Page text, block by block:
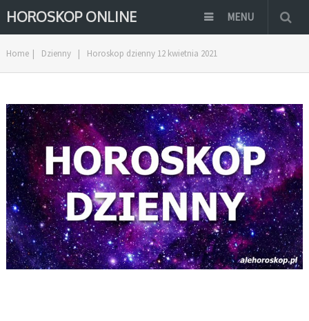
HOROSKOP ONLINE MENU
Home | Dzienny | Horoskop dzienny 12 kwietnia 2021